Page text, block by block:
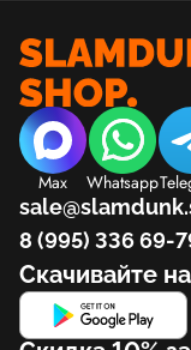
Max Whatsapp
8 (995) 336 69-
Скачивайте